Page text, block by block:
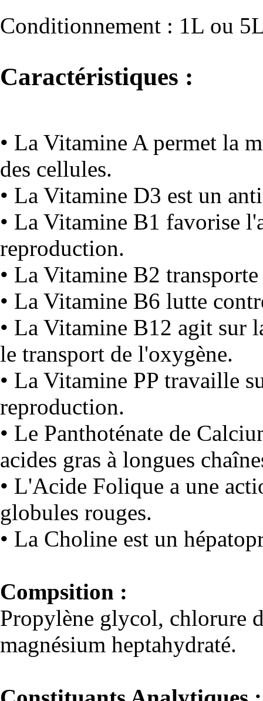
Conditionnement : 1L ou
Caractéristiques :
• La Vitamine A permet la
des cellules.
• La Vitamine D3 est un
• La Vitamine B1 favorise
reproduction.
• La Vitamine B2
• La Vitamine B6 lutte
• La Vitamine B12 agit sur
le transport de l'oxygène.
• La Vitamine PP travaille
reproduction.
• Le Panthoténate de
acides gras à longues
• L'Acide Folique a une
globules rouges.
• La Choline est un
Compsition :
Propylène glycol, chlorure
magnésium heptahydraté.